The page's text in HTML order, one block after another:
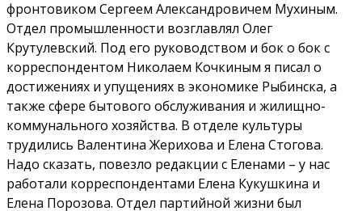
фронтовиком Сергеем Александровичем Мухиным.
Отдел промышленности возглавлял Олег
Крутулевский. Под его руководством и бок о бок с
корреспондентом Николаем Кочкиным я писал о
достижениях и упущениях в экономике Рыбинска, а
также сфере бытового обслуживания и жилищно-
коммунального хозяйства. В отделе культуры
трудились Валентина Жерихова и Елена Стогова.
Надо сказать, повезло редакции с Еленами – у нас
работали корреспондентами Елена Кукушкина и
Елена Порозова. Отдел партийной жизни был